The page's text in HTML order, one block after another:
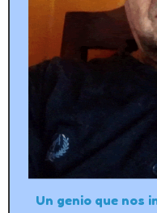
Un genio que nos